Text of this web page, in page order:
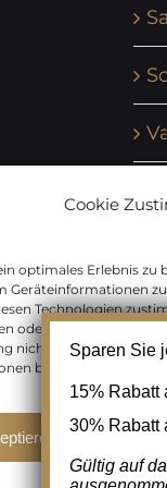
Cookie
optimales Erlebnis zu
Geräteinformationen
Technologien
oder eindeutige IDs
nicht erteilen oder
beeinträchtigt
Sparen Sie
15% Rabatt
30% Rabatt
Gültig auf